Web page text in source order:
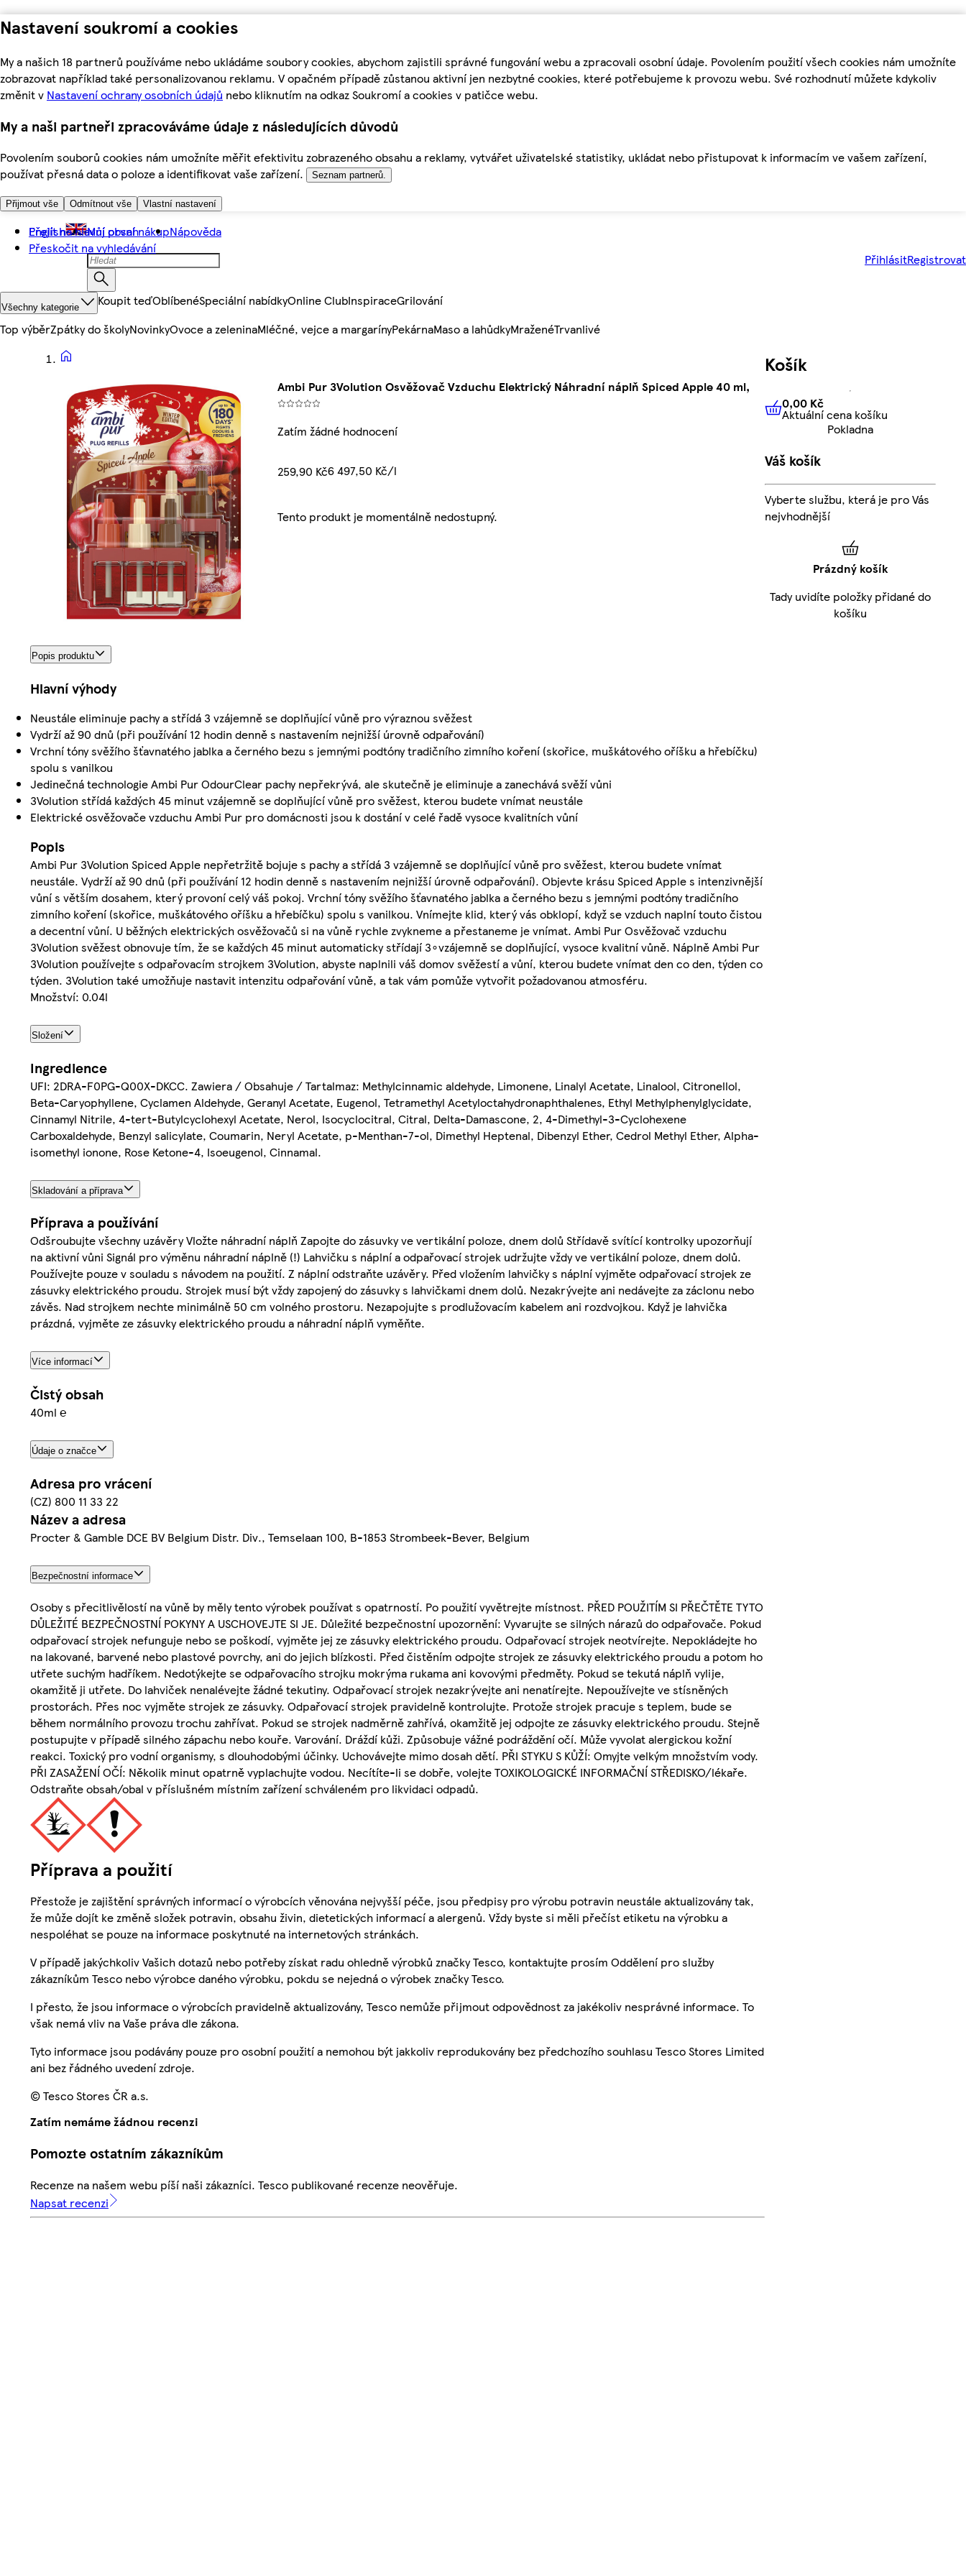
Nastavení soukromí a cookies
My a našich 18 partnerů používáme nebo ukládáme soubory cookies, abychom zajistili správné fungování webu a zpracovali osobní údaje. Povolením použití všech cookies nám umožníte
zobrazovat například také personalizovanou reklamu. V opačném případě zůstanou aktivní jen nezbytné cookies, které potřebujeme k provozu webu. Své rozhodnutí můžete kdykoliv
změnit v Nastavení ochrany osobních údajů nebo kliknutím na odkaz Soukromí a cookies v patičce webu.
My a naši partneři zpracováváme údaje z následujících důvodů
Povolením souborů cookies nám umožníte měřit efektivitu zobrazeného obsahu a reklamy, vytvářet uživatelské statistiky, ukládat nebo přistupovat k informacím ve vašem zařízení,
používat přesná data o poloze a identifikovat vaše zařízení.
Seznam partnerů.
Přijmout vše Odmítnout vše Vlastní nastavení
Přejít na hlavní obsah
Přeskočit na vyhledávání
English Můj první nákupNápověda
PřihlásitRegistrovat
Všechny kategorie Koupit teďOblíbenéSpeciální nabídkyOnline ClubInspiraceGrilování
Top výběrZpátky do školyNovinkyOvoce a zeleninaMléčné, vejce a margarínyPekárnaMaso a lahůdkyMraženéTrvanlivé
Ambi Pur 3Volution Osvěžovač Vzduchu Elektrický Náhradní náplň Spiced Apple 40 ml,
Zatím žádné hodnocení
259,90 Kč6 497,50 Kč/l
Tento produkt je momentálně nedostupný.
Popis produktu
Hlavní výhody
Neustále eliminuje pachy a střídá 3 vzájemně se doplňující vůně pro výraznou svěžest
Vydrží až 90 dnů (při používání 12 hodin denně s nastavením nejnižší úrovně odpařování)
Vrchní tóny svěžího šťavnatého jablka a černého bezu s jemnými podtóny tradičního zimního koření (skořice, muškátového oříšku a hřebíčku)
spolu s vanilkou
Jedinečná technologie Ambi Pur OdourClear pachy nepřekrývá, ale skutečně je eliminuje a zanechává svěží vůni
3Volution střídá každých 45 minut vzájemně se doplňující vůně pro svěžest, kterou budete vnímat neustále
Elektrické osvěžovače vzduchu Ambi Pur pro domácnosti jsou k dostání v celé řadě vysoce kvalitních vůní
Popis
Ambi Pur 3Volution Spiced Apple nepřetržitě bojuje s pachy a střídá 3 vzájemně se doplňující vůně pro svěžest, kterou budete vnímat
neustále. Vydrží až 90 dnů (při používání 12 hodin denně s nastavením nejnižší úrovně odpařování). Objevte krásu Spiced Apple s intenzivnější
vůní s větším dosahem, který provoní celý váš pokoj. Vrchní tóny svěžího šťavnatého jablka a černého bezu s jemnými podtóny tradičního
zimního koření (skořice, muškátového oříšku a hřebíčku) spolu s vanilkou. Vnímejte klid, který vás obklopí, když se vzduch naplní touto čistou
a decentní vůní. U běžných elektrických osvěžovačů si na vůně rychle zvykneme a přestaneme je vnímat. Ambi Pur Osvěžovač vzduchu
3Volution svěžest obnovuje tím, že se každých 45 minut automaticky střídají 3∘vzájemně se doplňující, vysoce kvalitní vůně. Náplně Ambi Pur
3Volution používejte s odpařovacím strojkem 3Volution, abyste naplnili váš domov svěžestí a vůní, kterou budete vnímat den co den, týden co
týden. 3Volution také umožňuje nastavit intenzitu odpařování vůně, a tak vám pomůže vytvořit požadovanou atmosféru.
Množství: 0.04l
Složení
Ingredience
UFI: 2DRA-F0PG-Q00X-DKCC. Zawiera / Obsahuje / Tartalmaz: Methylcinnamic aldehyde, Limonene, Linalyl Acetate, Linalool, Citronellol,
Beta-Caryophyllene, Cyclamen Aldehyde, Geranyl Acetate, Eugenol, Tetramethyl Acetyloctahydronaphthalenes, Ethyl Methylphenylglycidate,
Cinnamyl Nitrile, 4-tert-Butylcyclohexyl Acetate, Nerol, Isocyclocitral, Citral, Delta-Damascone, 2, 4-Dimethyl-3-Cyclohexene
Carboxaldehyde, Benzyl salicylate, Coumarin, Neryl Acetate, p-Menthan-7-ol, Dimethyl Heptenal, Dibenzyl Ether, Cedrol Methyl Ether, Alpha-
isomethyl ionone, Rose Ketone-4, Isoeugenol, Cinnamal.
Skladování a příprava
Příprava a používání
Odšroubujte všechny uzávěry Vložte náhradní náplň Zapojte do zásuvky ve vertikální poloze, dnem dolů Střídavě svítící kontrolky upozorňují
na aktivní vůni Signál pro výměnu náhradní náplně (!) Lahvičku s náplní a odpařovací strojek udržujte vždy ve vertikální poloze, dnem dolů.
Používejte pouze v souladu s návodem na použití. Z náplní odstraňte uzávěry. Před vložením lahvičky s náplní vyjměte odpařovací strojek ze
zásuvky elektrického proudu. Strojek musí být vždy zapojený do zásuvky s lahvičkami dnem dolů. Nezakrývejte ani nedávejte za záclonu nebo
závěs. Nad strojkem nechte minimálně 50 cm volného prostoru. Nezapojujte s prodlužovacím kabelem ani rozdvojkou. Když je lahvička
prázdná, vyjměte ze zásuvky elektrického proudu a náhradní náplň vyměňte.
Více informací
Čistý obsah
40ml ℮
Údaje o značce
Adresa pro vrácení
(CZ) 800 11 33 22
Název a adresa
Procter & Gamble DCE BV Belgium Distr. Div., Temselaan 100, B-1853 Strombeek-Bever, Belgium
Bezpečnostní informace
Osoby s přecitlivělostí na vůně by měly tento výrobek používat s opatrností. Po použití vyvětrejte místnost. PŘED POUŽITÍM SI PŘEČTĚTE TYTO
DŮLEŽITÉ BEZPEČNOSTNÍ POKYNY A USCHOVEJTE SI JE. Důležité bezpečnostní upozornění: Vyvarujte se silných nárazů do odpařovače. Pokud
odpařovací strojek nefunguje nebo se poškodí, vyjměte jej ze zásuvky elektrického proudu. Odpařovací strojek neotvírejte. Nepokládejte ho
na lakované, barvené nebo plastové povrchy, ani do jejich blízkosti. Před čistěním odpojte strojek ze zásuvky elektrického proudu a potom ho
utřete suchým hadříkem. Nedotýkejte se odpařovacího strojku mokrýma rukama ani kovovými předměty. Pokud se tekutá náplň vylije,
okamžitě ji utřete. Do lahviček nenalévejte žádné tekutiny. Odpařovací strojek nezakrývejte ani nenatírejte. Nepoužívejte ve stísněných
prostorách. Přes noc vyjměte strojek ze zásuvky. Odpařovací strojek pravidelně kontrolujte. Protože strojek pracuje s teplem, bude se
během normálního provozu trochu zahřívat. Pokud se strojek nadměrně zahřívá, okamžitě jej odpojte ze zásuvky elektrického proudu. Stejně
postupujte v případě silného zápachu nebo kouře. Varování. Dráždí kůži. Způsobuje vážné podráždění očí. Může vyvolat alergickou kožní
reakci. Toxický pro vodní organismy, s dlouhodobými účinky. Uchovávejte mimo dosah dětí. PŘI STYKU S KŮŽÍ: Omyjte velkým množstvím vody.
PŘI ZASAŽENÍ OČÍ: Několik minut opatrně vyplachujte vodou. Necítíte-li se dobře, volejte TOXIKOLOGICKÉ INFORMAČNÍ STŘEDISKO/lékaře.
Odstraňte obsah/obal v příslušném místním zařízení schváleném pro likvidaci odpadů.
Příprava a použití
Přestože je zajištění správných informací o výrobcích věnována nejvyšší péče, jsou předpisy pro výrobu potravin neustále aktualizovány tak,
že může dojít ke změně složek potravin, obsahu živin, dietetických informací a alergenů. Vždy byste si měli přečíst etiketu na výrobku a
nespoléhat se pouze na informace poskytnuté na internetových stránkách.
V případě jakýchkoliv Vašich dotazů nebo potřeby získat radu ohledně výrobků značky Tesco, kontaktujte prosím Oddělení pro služby
zákazníkům Tesco nebo výrobce daného výrobku, pokdu se nejedná o výrobek značky Tesco.
I přesto, že jsou informace o výrobcích pravidelně aktualizovány, Tesco nemůže přijmout odpovědnost za jakékoliv nesprávné informace. To
však nemá vliv na Vaše práva dle zákona.
Tyto informace jsou podávány pouze pro osobní použití a nemohou být jakkoliv reprodukovány bez předchozího souhlasu Tesco Stores Limited
ani bez řádného uvedení zdroje.
© Tesco Stores ČR a.s.
Zatím nemáme žádnou recenzi
Pomozte ostatním zákazníkům
Recenze na našem webu píší naši zákazníci. Tesco publikované recenze neověřuje.
Napsat recenzi
Košík
0,00 KčAktuální cena košíku
0,00 Kč
Aktuální cena košíku
Pokladna
Váš košík
Vyberte službu, která je pro Vás
nejvhodnější
Prázdný košík
Tady uvidíte položky přidané do
košíku